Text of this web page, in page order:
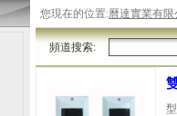
您現在的位置:曆達實業有限
頻道搜索: